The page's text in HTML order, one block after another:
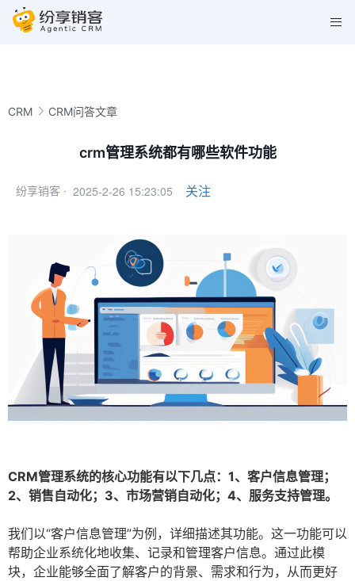
CRM CRM问答文章
crm管理系统都有哪些软件功能
纷享销客 · 2025-2-26 15:23:05 关注
CRM管理系统的核心功能有以下几点：1、客户信息管理；
2、销售自动化；3、市场营销自动化；4、服务支持管理。
我们以“客户信息管理”为例，详细描述其功能。这一功能可以
帮助企业系统化地收集、记录和管理客户信息。通过此模
块，企业能够全面了解客户的背景、需求和行为，从而更好